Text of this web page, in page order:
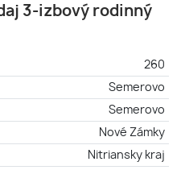
3-izbový rodinný
260
Semerovo
Semerovo
Nové Zámky
Nitriansky kraj